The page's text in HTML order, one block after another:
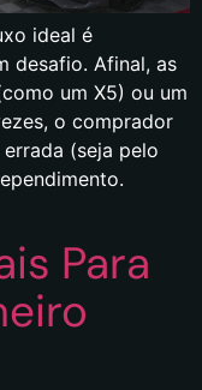
ideal é
desafio. Afinal, as
um X5) ou um
o comprador
(seja pelo
Para